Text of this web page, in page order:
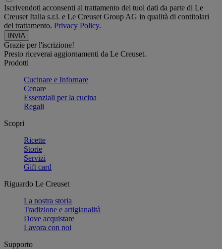
Iscrivendoti acconsenti al trattamento dei tuoi dati da parte di Le
Creuset Italia s.r.l. e Le Creuset Group AG in qualità di contitolari
del trattamento. Privacy Policy.
Grazie per l'iscrizione!
Presto riceverai aggiornamenti da Le Creuset.
Prodotti
Cucinare e Infornare
Cenare
Essenziali per la cucina
Regali
Scopri
Ricette
Storie
Servizi
Gift card
Riguardo Le Creuset
La nostra storia
Tradizione e artigianalità
Dove acquistare
Lavora con noi
Supporto